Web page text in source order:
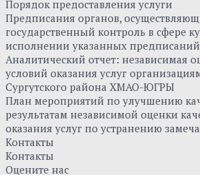
Порядок предоставления услуги
Предписания органов,
государственный контроль в сфере
исполнении указанных предписаний
Аналитический отчет: независимая
условий оказания услуг
Сургутского района ХМАО-ЮГРЫ
План мероприятий по улучшению
результатам независимой оценки
оказания услуг по устранению
Контакты
Контакты
Оцените нас